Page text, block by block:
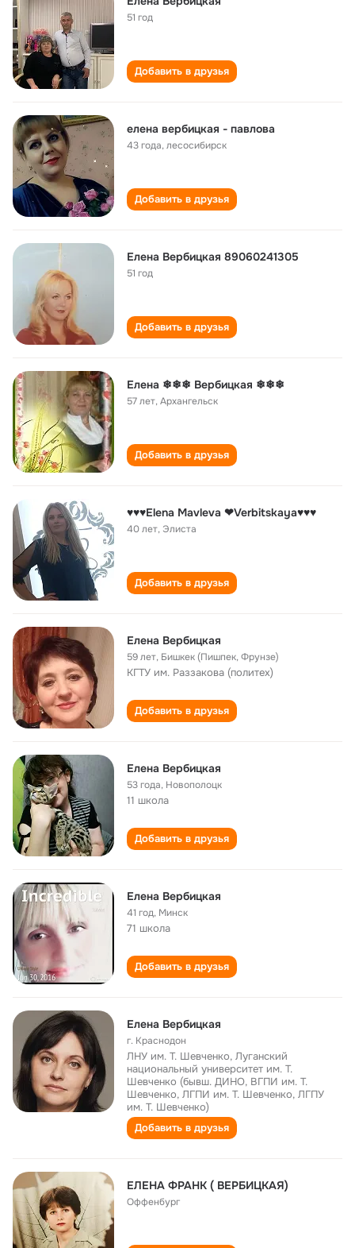
51 год
Добавить в друзья
елена вербицкая - павлова
43 года,лесосибирск
Добавить в друзья
Елена Вербицкая 89060241305
51 год
Добавить в друзья
Елена ❄❄❄ Вербицкая ❄❄❄
57 лет,Архангельск
Добавить в друзья
♥♥♥Elena Mavleva ❤Verbitskaya♥♥♥
40 лет, Элиста
Добавить в друзья
Елена Вербицкая
59 лет, Бишкек (Пишпек, Фрунзе)
КГТУ им. Раззакова (политех)
Добавить в друзья
Елена Вербицкая
53 года, Новополоцк
11 школа
Добавить в друзья
Елена Вербицкая
41 год, Минск
71 школа
Добавить в друзья
Елена Вербицкая
г. Краснодон
ЛНУ им. Т. Шевченко, Луганский
национальный университет им. Т.
Шевченко (бывш. ДИНО, ВГПИ им. Т.
Шевченко, ЛГПИ им. Т. Шевченко, ЛГПУ
им. Т. Шевченко)
Добавить в друзья
ЕЛЕНА ФРАНК ( ВЕРБИЦКАЯ)
Оффенбург